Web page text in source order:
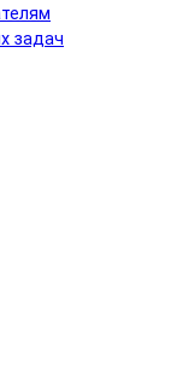
задач